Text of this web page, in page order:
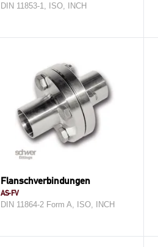
DIN 11853-1, ISO, INCH
Flanschverbindungen
AS-FV
DIN 11864-2 Form A, ISO, INCH